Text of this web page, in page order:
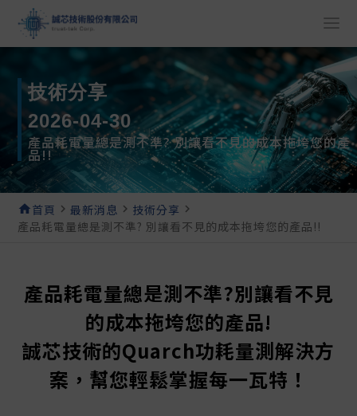
技術分享
2026-04-30
產品耗電量總是測不準? 別讓看不見的成本拖垮您的產
品!!
home首頁 navigate_next最新消息 navigate_next 技術分享 navigate_next
產品耗電量總是測不準? 別讓看不見的成本拖垮您的產品!!
產品耗電量總是測不準?別讓看不見
的成本拖垮您的產品!
誠芯技術的Quarch功耗量測解決方
案，幫您輕鬆掌握每一瓦特！